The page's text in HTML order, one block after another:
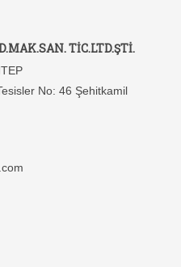
TİC.LTD.ŞTİ.
No: 46 Şehitkamil